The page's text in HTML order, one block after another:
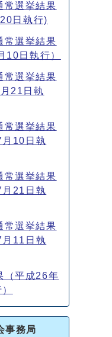
常選挙結果
日執行)
常選挙結果
10日執行）
常選挙結果
21日執
常選挙結果
月10日執
常選挙結果
月21日執
常選挙結果
月11日執
（平成26年
事務局